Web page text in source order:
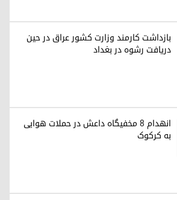
بازداشت کارمند وزارت کشور عراق در حین
دریافت رشوه در بغداد
انهدام ۸ مخفیگاه داعش در حملات هوایی
به کرکوک